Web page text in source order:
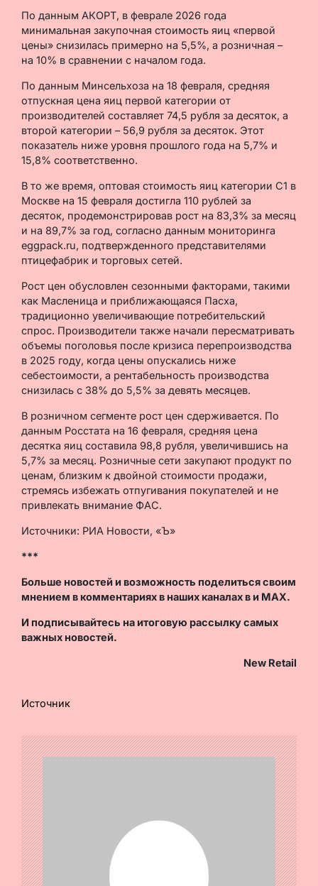
По данным АКОРТ, в феврале 2026 года
минимальная закупочная стоимость яиц «первой
цены» снизилась примерно на 5,5%, а розничная –
на 10% в сравнении с началом года.
По данным Минсельхоза на 18 февраля, средняя
отпускная цена яиц первой категории от
производителей составляет 74,5 рубля за десяток, а
второй категории – 56,9 рубля за десяток. Этот
показатель ниже уровня прошлого года на 5,7% и
15,8% соответственно.
В то же время, оптовая стоимость яиц категории С1 в
Москве на 15 февраля достигла 110 рублей за
десяток, продемонстрировав рост на 83,3% за месяц
и на 89,7% за год, согласно данным мониторинга
eggpack.ru, подтвержденного представителями
птицефабрик и торговых сетей.
Рост цен обусловлен сезонными факторами, такими
как Масленица и приближающаяся Пасха,
традиционно увеличивающие потребительский
спрос. Производители также начали пересматривать
объемы поголовья после кризиса перепроизводства
в 2025 году, когда цены опускались ниже
себестоимости, а рентабельность производства
снизилась с 38% до 5,5% за девять месяцев.
В розничном сегменте рост цен сдерживается. По
данным Росстата на 16 февраля, средняя цена
десятка яиц составила 98,8 рубля, увеличившись на
5,7% за месяц. Розничные сети закупают продукт по
ценам, близким к двойной стоимости продажи,
стремясь избежать отпугивания покупателей и не
привлекать внимание ФАС.
Источники: РИА Новости, «Ъ»
***
Больше новостей и возможность поделиться своим
мнением в комментариях в наших каналах в и MAX.
И подписывайтесь на итоговую рассылку самых
важных новостей.
New Retail
Источник